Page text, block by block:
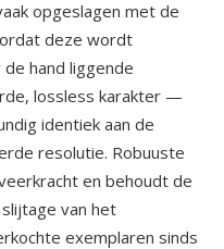
opgeslagen met de
deze wordt
hand liggende
lossless karakter —
identiek aan de
resolutie. Robuuste
en behoudt de
van het
exemplaren sinds